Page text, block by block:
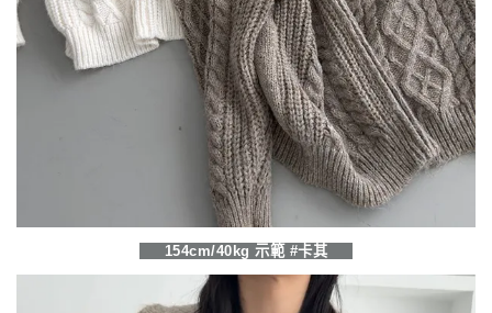
154cm/40kg 示範 #卡其